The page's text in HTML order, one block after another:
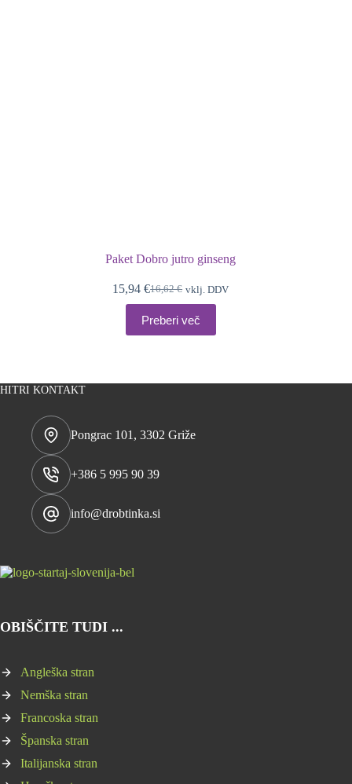
Paket Dobro jutro ginseng
16,62€
Izvirna
je
bila:
15,94€Trenutna
je:
15,94 €.
vklj. DDV
Preberi več
HITRI KONTAKT
Pongrac 101, 3302 Griže
+386 5 995 90 39
info@drobtinka.si
OBIŠČITE TUDI ...
Angleška stran
Nemška stran
Francoska stran
Španska stran
Italijanska stran